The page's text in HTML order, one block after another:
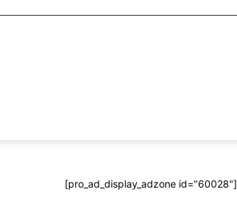
[pro_ad_display_adzone id="60028"]